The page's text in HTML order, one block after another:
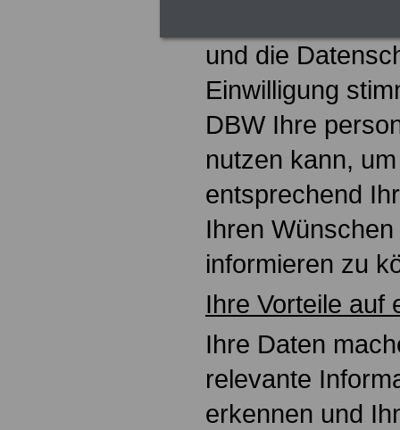
und die
Einwilligung
DBW Ihre
nutzen kann,
entsprechend
Ihren
informieren zu
Ihre Vorteile auf
Ihre Daten
relevante
erkennen und